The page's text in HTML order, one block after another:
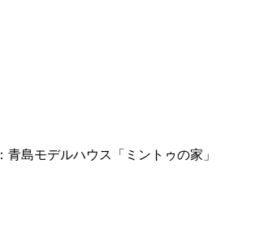
青島モデルハウス「ミントゥの家」